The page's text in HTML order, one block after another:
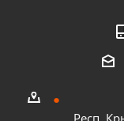
Респ.